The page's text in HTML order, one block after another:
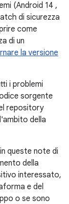
(Android 14 ,
di sicurezza
come
di un
la versione
i problemi
sorgente
repository
della
queste note di
della
interessato,
e del
o se sono